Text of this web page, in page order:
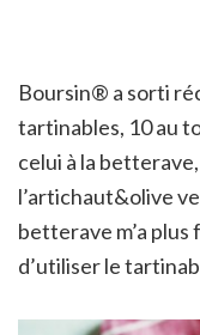
Boursin® a sorti
tartinables, 10 au
celui à la
l’artichaut&olive
betterave m’a
d’utiliser le